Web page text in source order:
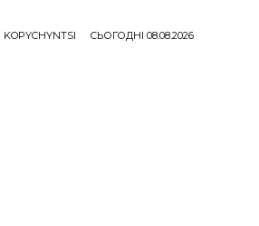
KOPYCHYNTSI СЬОГОДНІ 08.08.2026